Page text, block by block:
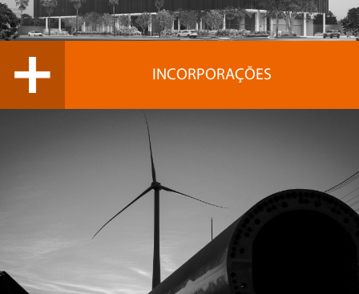
INCORPORAÇÕES